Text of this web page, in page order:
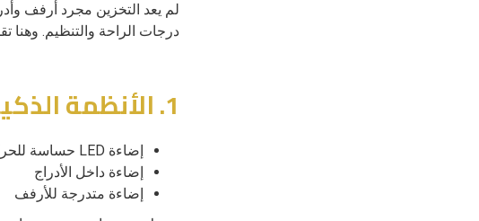
لم يعد التخزين مجرد أرفف
درجات الراحة والتنظيم. وهنا
1. الأنظمة الذكية للإضاءة
إضاءة LED حساسة للحركة
إضاءة داخل الأدراج
إضاءة متدرجة للأرفف